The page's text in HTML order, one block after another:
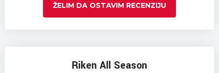
ŽELIM DA OSTAVIM RECENZIJU
Riken All Season